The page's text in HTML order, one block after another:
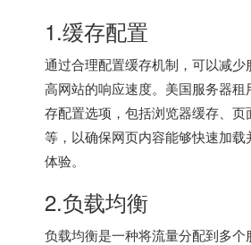
1.缓存配置
通过合理配置缓存机制，可以减少
高网站的响应速度。 美国服务器租
存配置选项，包括浏览器缓存、
等，以确保网页内容能够快速加载
体验。
2.负载均衡
负载均衡是一种将流量分配到多个